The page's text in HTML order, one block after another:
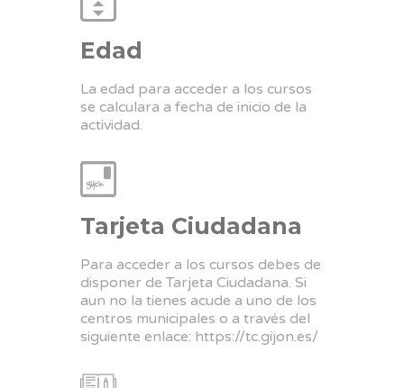
Edad
La edad para acceder a los cursos
se calculara a fecha de inicio de la
actividad.
Tarjeta Ciudadana
Para acceder a los cursos debes de
disponer de Tarjeta Ciudadana. Si
aun no la tienes acude a uno de los
centros municipales o a través del
siguiente enlace: https://tc.gijon.es/